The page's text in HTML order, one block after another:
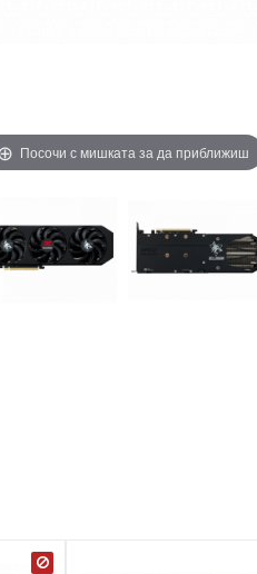
Посочи с мишката за да приближиш